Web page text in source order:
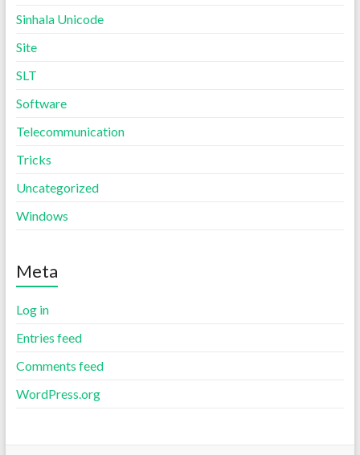
Sinhala Unicode
Site
SLT
Software
Telecommunication
Tricks
Uncategorized
Windows
Meta
Log in
Entries feed
Comments feed
WordPress.org